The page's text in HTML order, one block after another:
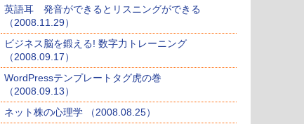
英語耳 発音ができるとリスニングができる
（2008.11.29）
ビジネス脳を鍛える! 数字力トレーニング
（2008.09.17）
WordPressテンプレートタグ虎の巻
（2008.09.13）
ネット株の心理学 （2008.08.25）